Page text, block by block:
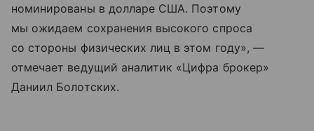
номинированы в долларе США. Поэтому
мы ожидаем сохранения высокого спроса
со стороны физических лиц в этом году», —
отмечает ведущий аналитик «Цифра брокер»
Даниил Болотских.